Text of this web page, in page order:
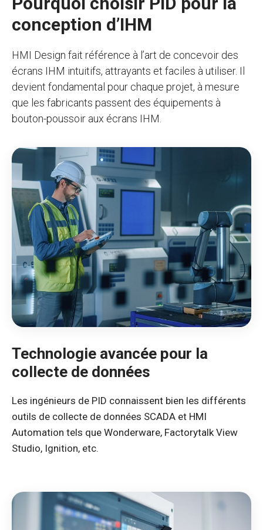
conception d’IHM
HMI Design fait référence à l’art de concevoir des
écrans IHM intuitifs, attrayants et faciles à utiliser. Il
devient fondamental pour chaque projet, à mesure
que les fabricants passent des équipements à
bouton-poussoir aux écrans IHM.
Technologie avancée pour la
collecte de données
Les ingénieurs de PID connaissent bien les différents
outils de collecte de données SCADA et HMI
Automation tels que Wonderware, Factorytalk View
Studio, Ignition, etc.